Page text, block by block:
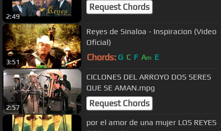
2:49
Request Chords
3:51
Reyes de Sinaloa - Inspiracion (Video
Oficial)
Chords: G C F Am E
2:57
CICLONES DEL ARROYO DOS SERES
QUE SE AMAN.mpg
Request Chords
por el amor de una mujer LOS REYES